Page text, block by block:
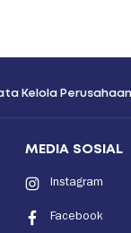
Kelola Perusahaan
MEDIA SOSIAL
Instagram
Facebook